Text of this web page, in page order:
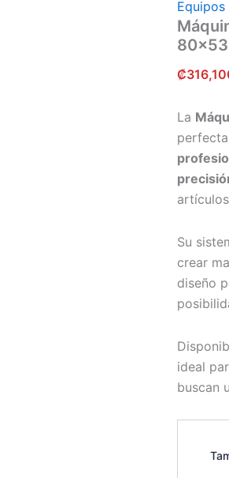
Equipos
₡
La
Su
crear
diseño
ideal
buscan